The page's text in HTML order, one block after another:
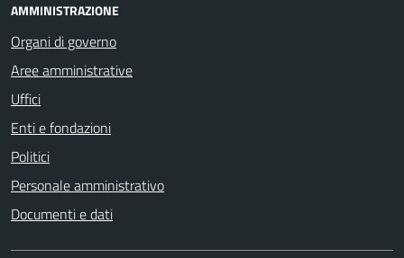
AMMINISTRAZIONE
Organi di governo
Aree amministrative
Uffici
Enti e fondazioni
Politici
Personale amministrativo
Documenti e dati